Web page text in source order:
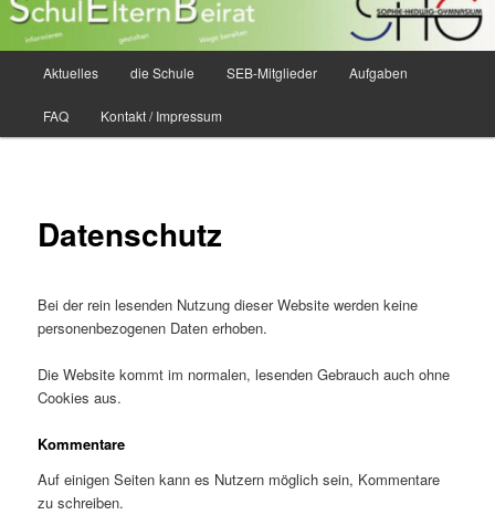
Aktuelles die Schule SEB-Mitglieder Aufgaben
FAQ Kontakt / Impressum
Datenschutz
Bei der rein lesenden Nutzung dieser Website werden keine
personenbezogenen Daten erhoben.
Die Website kommt im normalen, lesenden Gebrauch auch ohne
Cookies aus.
Kommentare
Auf einigen Seiten kann es Nutzern möglich sein, Kommentare
zu schreiben.